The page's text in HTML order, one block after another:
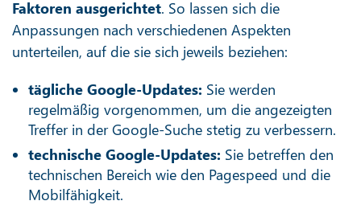
Faktoren ausgerichtet. So lassen sich die
Anpassungen nach verschiedenen Aspekten
unterteilen, auf die sie sich jeweils beziehen:
tägliche Google-Updates: Sie werden
regelmäßig vorgenommen, um die angezeigten
Treffer in der Google-Suche stetig zu verbessern.
technische Google-Updates: Sie betreffen den
technischen Bereich wie den Pagespeed und die
Mobilfähigkeit.